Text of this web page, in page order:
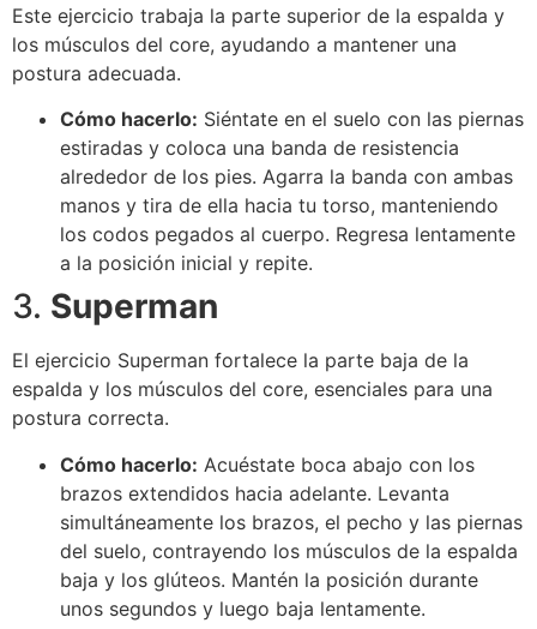
Este ejercicio trabaja la parte superior de la espalda y
los músculos del core, ayudando a mantener una
postura adecuada.
Cómo hacerlo: Siéntate en el suelo con las piernas
estiradas y coloca una banda de resistencia
alrededor de los pies. Agarra la banda con ambas
manos y tira de ella hacia tu torso, manteniendo
los codos pegados al cuerpo. Regresa lentamente
a la posición inicial y repite.
3. Superman
El ejercicio Superman fortalece la parte baja de la
espalda y los músculos del core, esenciales para una
postura correcta.
Cómo hacerlo: Acuéstate boca abajo con los
brazos extendidos hacia adelante. Levanta
simultáneamente los brazos, el pecho y las piernas
del suelo, contrayendo los músculos de la espalda
baja y los glúteos. Mantén la posición durante
unos segundos y luego baja lentamente.